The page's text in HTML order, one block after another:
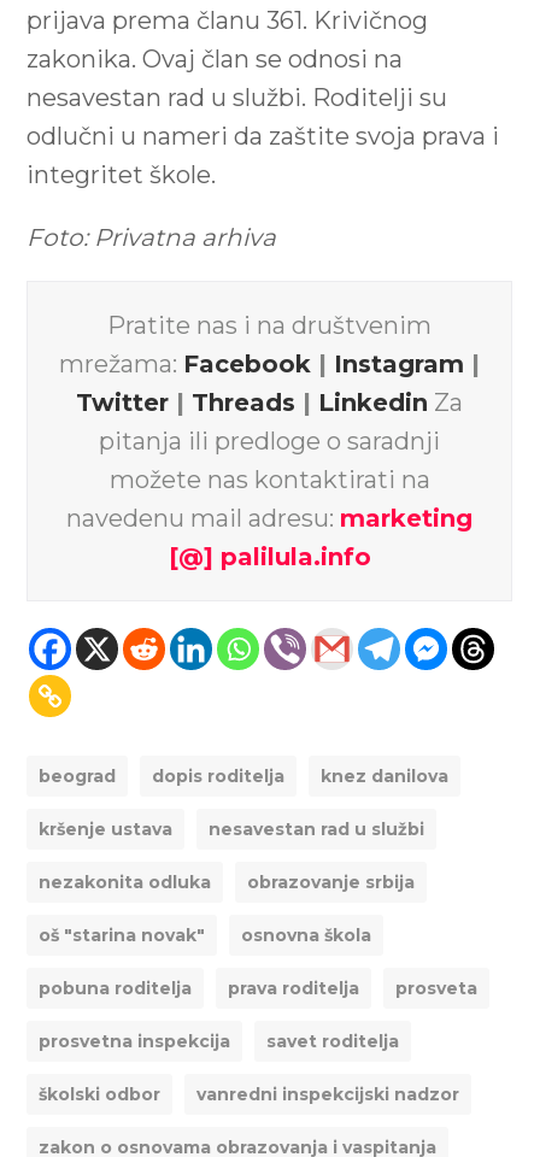
prijava prema članu 361. Krivičnog
zakonika. Ovaj član se odnosi na
nesavestan rad u službi. Roditelji su
odlučni u nameri da zaštite svoja prava i
integritet škole.
Foto: Privatna arhiva
Pratite nas i na društvenim
mrežama: Facebook | Instagram |
Twitter | Threads | Linkedin Za
pitanja ili predloge o saradnji
možete nas kontaktirati na
navedenu mail adresu: marketing
[@] palilula.info
beograd dopis roditelja knez danilova
kršenje ustava nesavestan rad u službi
nezakonita odluka obrazovanje srbija
oš "starina novak" osnovna škola
pobuna roditelja prava roditelja prosveta
prosvetna inspekcija savet roditelja
školski odbor vanredni inspekcijski nadzor
zakon o osnovama obrazovanja i vaspitanja